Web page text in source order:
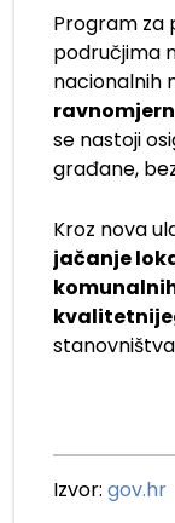
Program za
područjima
nacionalnih
se nastoji
građane,
Kroz nova
jačanje
Izvor: gov.hr